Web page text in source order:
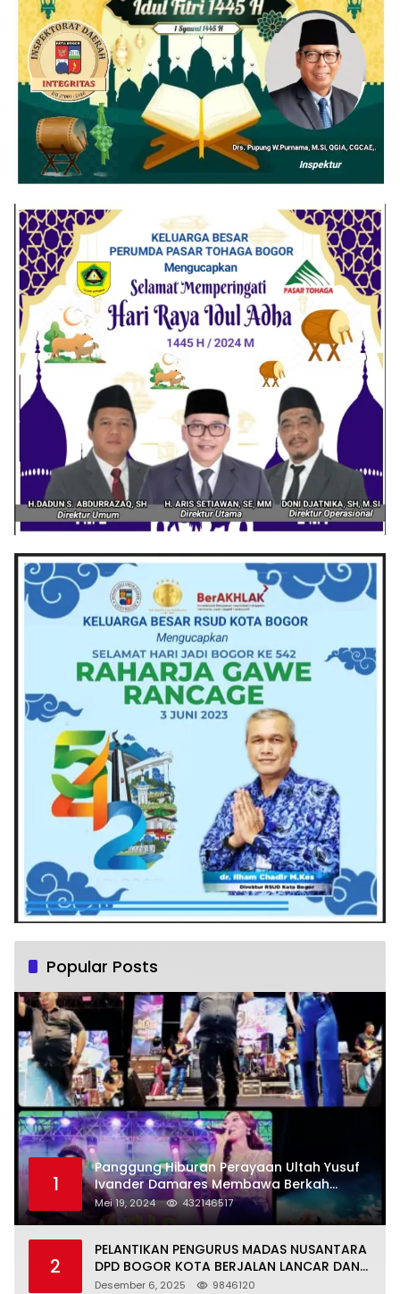
Popular Posts
1
Panggung Hiburan Perayaan Ultah Yusuf
Ivander Damares Membawa Berkah
Warga Kejapanan
Mei 19, 2024 432146517
2
PELANTIKAN PENGURUS MADAS NUSANTARA
DPD BOGOR KOTA BERJALAN LANCAR DAN
KHIDMAT
Desember 6, 2025 9846120